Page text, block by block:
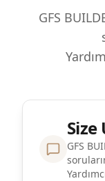
GFS
Size
GFS